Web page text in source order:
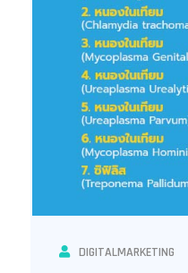
DIGITALMARKETING